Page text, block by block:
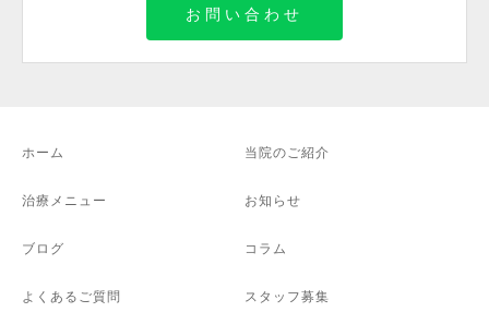
お問い合わせ
ホーム 当院のご紹介
治療メニュー お知らせ
ブログ コラム
よくあるご質問 スタッフ募集